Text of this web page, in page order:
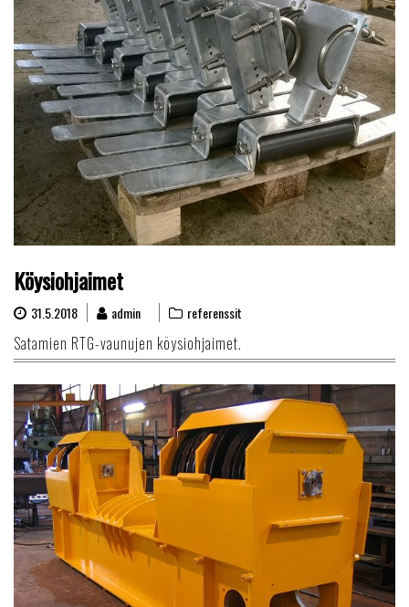
Köysiohjaimet
31.5.2018 admin referenssit
Satamien RTG-vaunujen köysiohjaimet.